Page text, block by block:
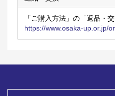
「ご購入方法」の「返品・
https://www.osaka-up.or.jp/